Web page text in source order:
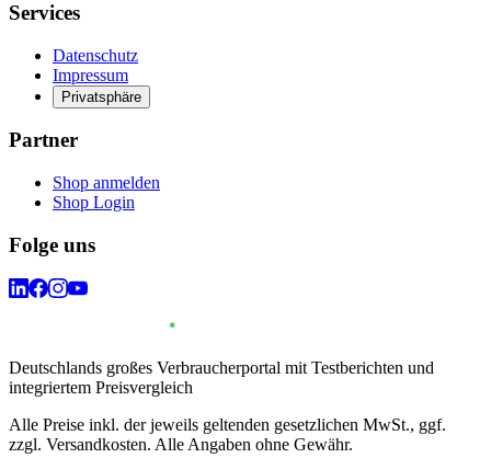
Services
Datenschutz
Impressum
Privatsphäre
Partner
Shop anmelden
Shop Login
Folge uns
Deutschlands großes Verbraucherportal mit Testberichten und
integriertem Preisvergleich
Alle Preise inkl. der jeweils geltenden gesetzlichen MwSt., ggf.
zzgl. Versandkosten. Alle Angaben ohne Gewähr.